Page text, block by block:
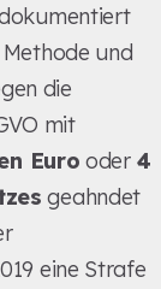
und
die
mit
Euro oder 4
geahndet
eine Strafe